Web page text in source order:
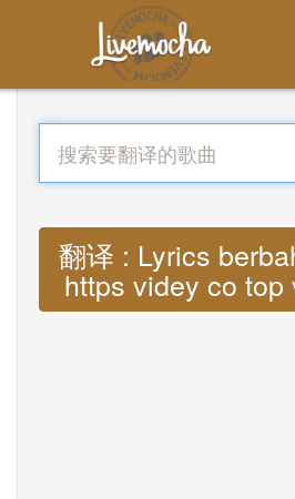
翻译 : Lyrics
https videy co top